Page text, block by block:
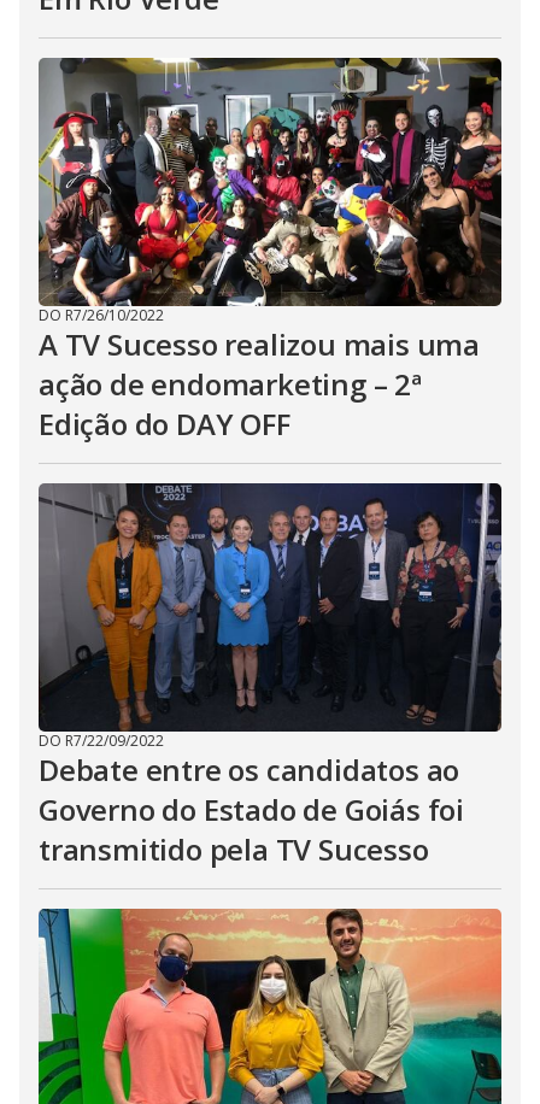
DO R7/26/10/2022
A TV Sucesso realizou mais uma
ação de endomarketing – 2ª
Edição do DAY OFF
DO R7/22/09/2022
Debate entre os candidatos ao
Governo do Estado de Goiás foi
transmitido pela TV Sucesso